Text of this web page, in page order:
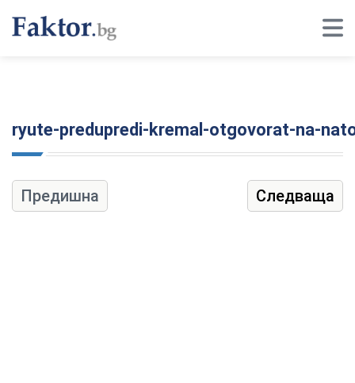
ryute-predupredi-kremal-otgovorat-na-
Предишна Следваща